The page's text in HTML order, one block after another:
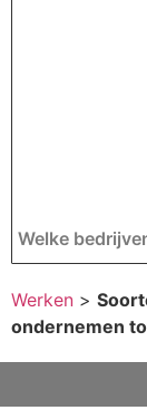
Welke
Werken >
ondernemen